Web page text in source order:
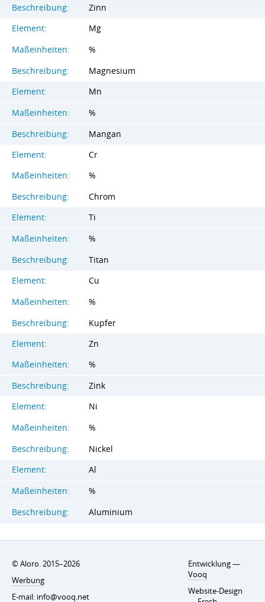
Beschreibung:
Zinn
Element:
Mg
Maßeinheiten:
%
Beschreibung:
Magnesium
Element:
Mn
Maßeinheiten:
%
Beschreibung:
Mangan
Element:
Cr
Maßeinheiten:
%
Beschreibung:
Chrom
Element:
Ti
Maßeinheiten:
%
Beschreibung:
Titan
Element:
Cu
Maßeinheiten:
%
Beschreibung:
Kupfer
Element:
Zn
Maßeinheiten:
%
Beschreibung:
Zink
Element:
Ni
Maßeinheiten:
%
Beschreibung:
Nickel
Element:
Al
Maßeinheiten:
%
Beschreibung:
Aluminium
© Aloro. 2015–2026
Werbung
E-mail: info@vooq.net
Entwicklung —
Vooq
Website-Design